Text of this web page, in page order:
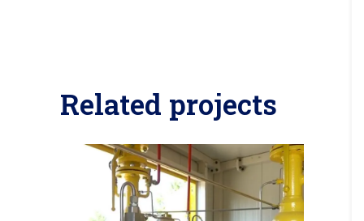
Related projects